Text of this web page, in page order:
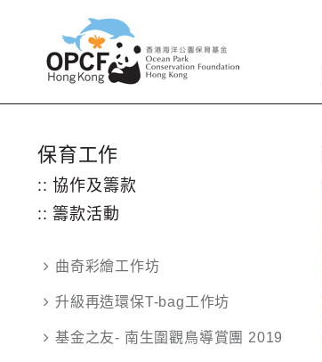
保育工作
:: 協作及籌款
:: 籌款活動
曲奇彩繪工作坊
升級再造環保T-bag工作坊
基金之友- 南生圍觀鳥導賞團 2019